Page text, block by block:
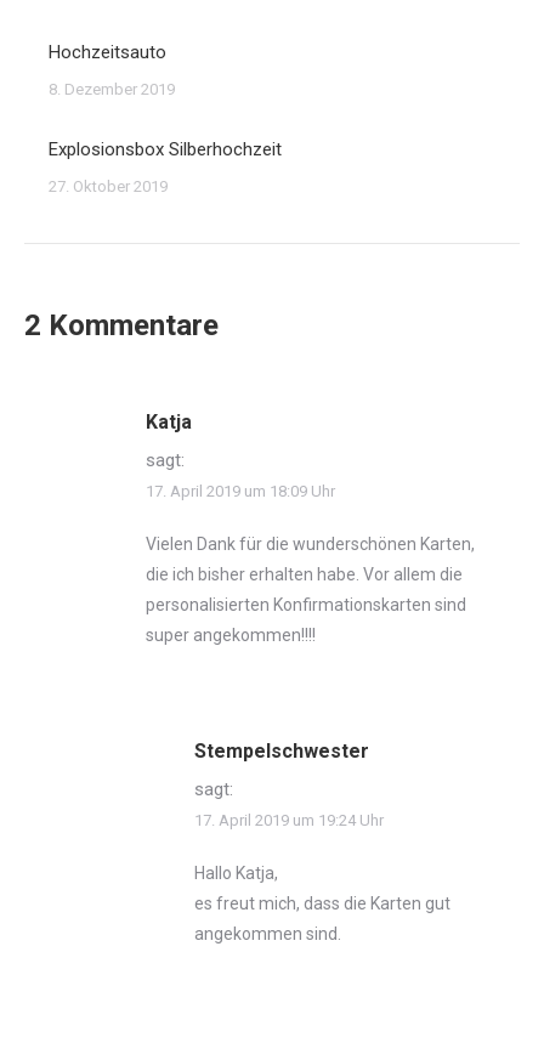
Hochzeitsauto
8. Dezember 2019
Explosionsbox Silberhochzeit
27. Oktober 2019
2 Kommentare
Katja
sagt:
17. April 2019 um 18:09 Uhr
Vielen Dank für die wunderschönen Karten,
die ich bisher erhalten habe. Vor allem die
personalisierten Konfirmationskarten sind
super angekommen!!!!
Stempelschwester
sagt:
17. April 2019 um 19:24 Uhr
Hallo Katja,
es freut mich, dass die Karten gut
angekommen sind.